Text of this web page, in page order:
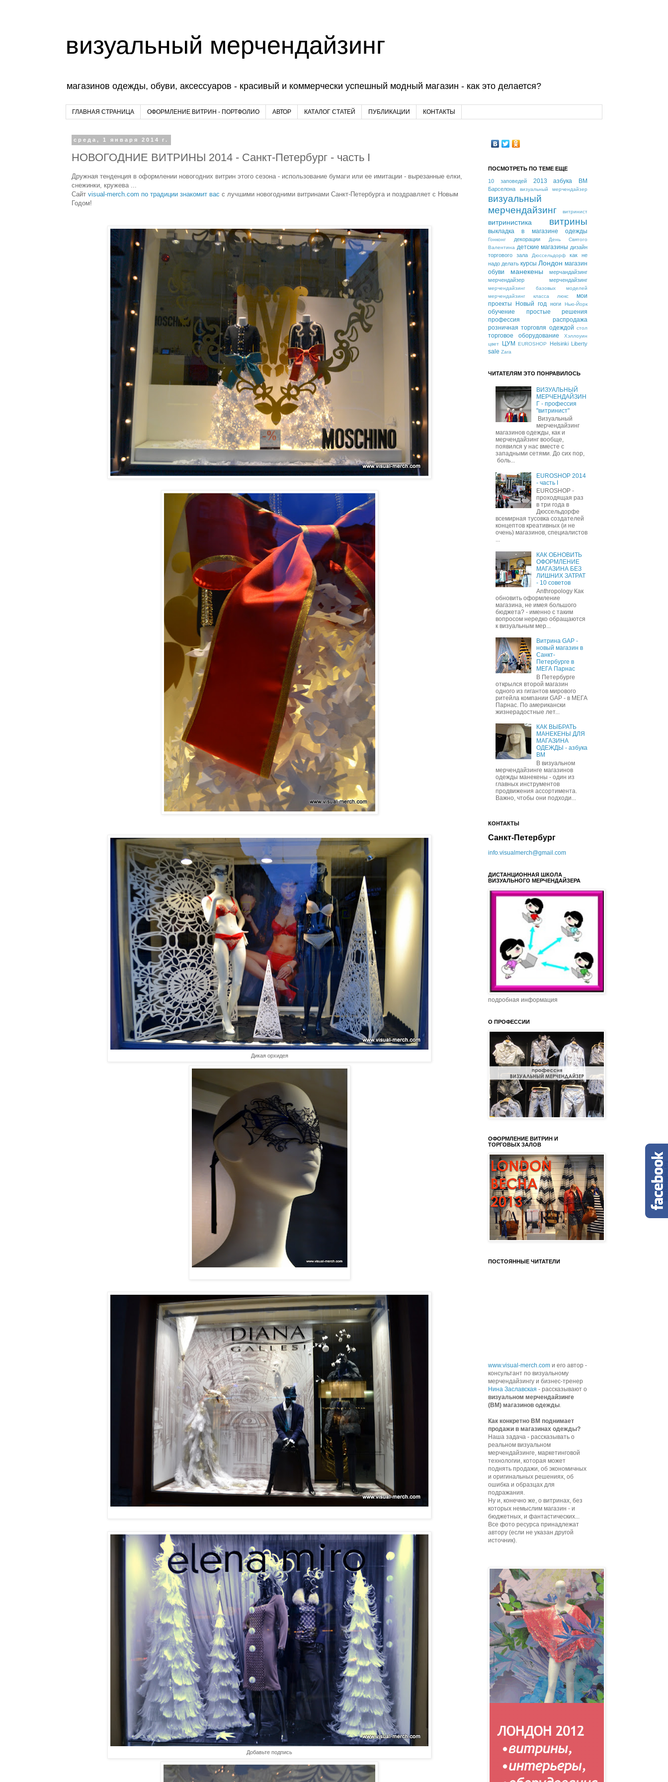
визуальный мерчендайзинг
магазинов одежды, обуви, аксессуаров - красивый и коммерчески успешный модный магазин - как это делается?
ГЛАВНАЯ СТРАНИЦА ОФОРМЛЕНИЕ ВИТРИН - ПОРТФОЛИО АВТОР КАТАЛОГ СТАТЕЙ ПУБЛИКАЦИИ КОНТАКТЫ
среда, 1 января 2014 г.
НОВОГОДНИЕ ВИТРИНЫ 2014 - Санкт-Петербург - часть I
Дружная тенденция в оформлении новогодних витрин этого сезона - использование бумаги или ее имитации - вырезанные елки,
снежинки, кружева ...
Сайт visual-merch.com по традиции знакомит вас с лучшими новогодними витринами Санкт-Петербурга и поздравляет с Новым
Годом!
Дикая орхидея
Добавьте подпись
ПОСМОТРЕТЬ ПО ТЕМЕ ЕЩЕ
10 заповедей 2013 азбука ВМ
Барселона визуальный мерчендайзер
визуальный
мерчендайзинг
витринист
витринистика витрины
выкладка в магазине одежды
Гонконг декорации
День Святого
Валентина детские магазины дизайн
торгового зала
Дюссельдорф
как не
надо делать курсы Лондон магазин
обуви
манекены
мерчандайзинг
мерчендайзер
мерчендайзинг
мерчендайзинг базовых моделей
мерчендайзинг класса люкс
мои
проекты
Новый год ноги Нью-Йорк
обучение
простые решения
профессия
распродажа
розничная торговля одеждой стол
торговое оборудование
Хэллоуин
цвет
ЦУМ EUROSHOP Helsinki Liberty
sale Zara
ЧИТАТЕЛЯМ ЭТО ПОНРАВИЛОСЬ
ВИЗУАЛЬНЫЙ
МЕРЧЕНДАЙЗИН
Г - профессия
"витринист"
Визуальный
мерчендайзинг
магазинов одежды, как и
мерчендайзинг вообще,
появился у нас вместе с
западными сетями. До сих пор,
боль...
EUROSHOP 2014
- часть I
EUROSHOP -
проходящая раз
в три года в
Дюссельдорфе
всемирная тусовка создателей
концептов креативных (и не
очень) магазинов, специалистов
...
КАК ОБНОВИТЬ
ОФОРМЛЕНИЕ
МАГАЗИНА БЕЗ
ЛИШНИХ ЗАТРАТ
- 10 советов
Anthropology Как
обновить оформление
магазина, не имея большого
бюджета? - именно с таким
вопросом нередко обращаются
к визуальным мер...
Витрина GAP -
новый магазин в
Санкт-
Петербурге в
МЕГА Парнас
В Петербурге
открылся второй магазин
одного из гигантов мирового
ритейла компании GAP - в МЕГА
Парнас. По американски
жизнерадостные лет...
КАК ВЫБРАТЬ
МАНЕКЕНЫ ДЛЯ
МАГАЗИНА
ОДЕЖДЫ - азбука
ВМ
В визуальном
мерчендайзинге магазинов
одежды манекены - один из
главных инструментов
продвижения ассортимента.
Важно, чтобы они подходи...
КОНТАКТЫ
Санкт-Петербург
info.visualmerch@gmail.com
ДИСТАНЦИОННАЯ ШКОЛА
ВИЗУАЛЬНОГО МЕРЧЕНДАЙЗЕРА
подробная информация
О ПРОФЕССИИ
ОФОРМЛЕНИЕ ВИТРИН И
ТОРГОВЫХ ЗАЛОВ
ПОСТОЯННЫЕ ЧИТАТЕЛИ
www.visual-merch.com и его автор -
консультант по визуальному
мерчендайзингу и бизнес-тренер
Нина Заславская - рассказывают о
визуальном мерчендайзинге
(ВМ) магазинов одежды.
Как конкретно ВМ поднимает
продажи в магазинах одежды?
Наша задача - рассказывать о
реальном визуальном
мерчендайзинге, маркетинговой
технологии, которая может
поднять продажи, об экономичных
и оригинальных решениях, об
ошибка и образцах для
подражания.
Ну и, конечно же, о витринах, без
которых немыслим магазин - и
бюджетных, и фантастических...
Все фото ресурса принадлежат
автору (если не указан другой
источник).